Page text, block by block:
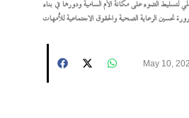
لتسليط الضوء على مكانة الأم السامية ودورها في بناء
تحسين الرعاية الصحية والحقوق الاجتماعية للأمهات
May 10,